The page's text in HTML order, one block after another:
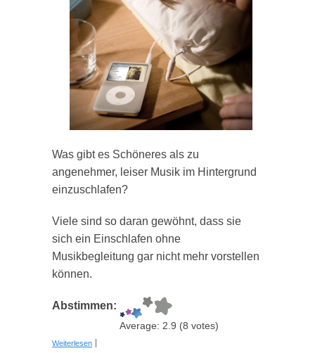
Was gibt es Schöneres als zu
angenehmer, leiser Musik im Hintergrund
einzuschlafen?
Viele sind so daran gewöhnt, dass sie
sich ein Einschlafen ohne
Musikbegleitung gar nicht mehr vorstellen
können.
Abstimmen:
Average: 2.9 (8 votes)
Weiterlesen über Musik-Kissen - Das Original